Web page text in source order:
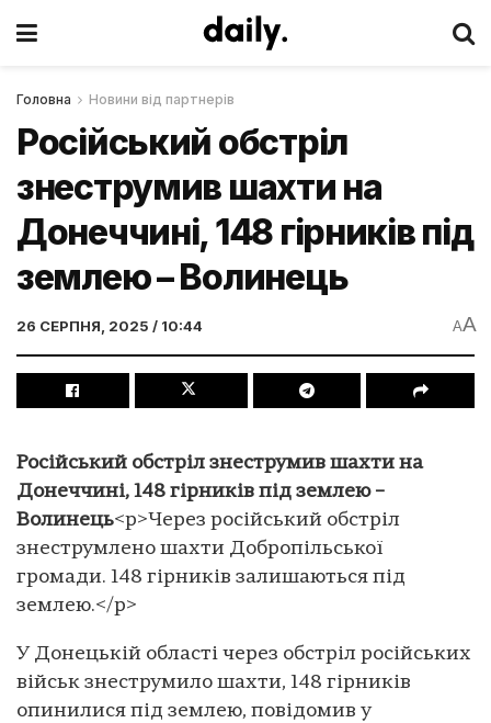
Головна Новини від партнерів
Російський обстріл
знеструмив шахти на
Донеччині, 148 гірників під
землею – Волинець
26 СЕРПНЯ, 2025 / 10:44 AA
Російський обстріл знеструмив шахти на
Донеччині, 148 гірників під землею –
Волинець<p>Через російський обстріл
знеструмлено шахти Добропільської
громади. 148 гірників залишаються під
землею.</p>
У Донецькій області через обстріл російських
військ знеструмило шахти, 148 гірників
опинилися під землею, повідомив у